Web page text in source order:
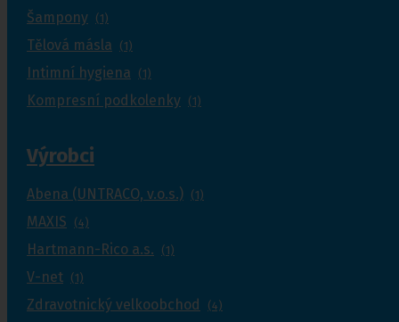
Šampony (1)
Tělová másla (1)
Intimní hygiena (1)
Kompresní podkolenky (1)
Výrobci
Abena (UNTRACO, v.o.s.) (1)
MAXIS (4)
Hartmann-Rico a.s. (1)
V-net (1)
Zdravotnický velkoobchod (4)